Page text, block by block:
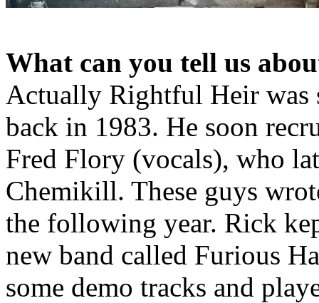
What can you tell us
Actually Rightful Heir
back in 1983. He soon
Fred Flory (vocals), who
Chemikill. These guys
the following year. Rick
new band called Furious
some demo tracks and